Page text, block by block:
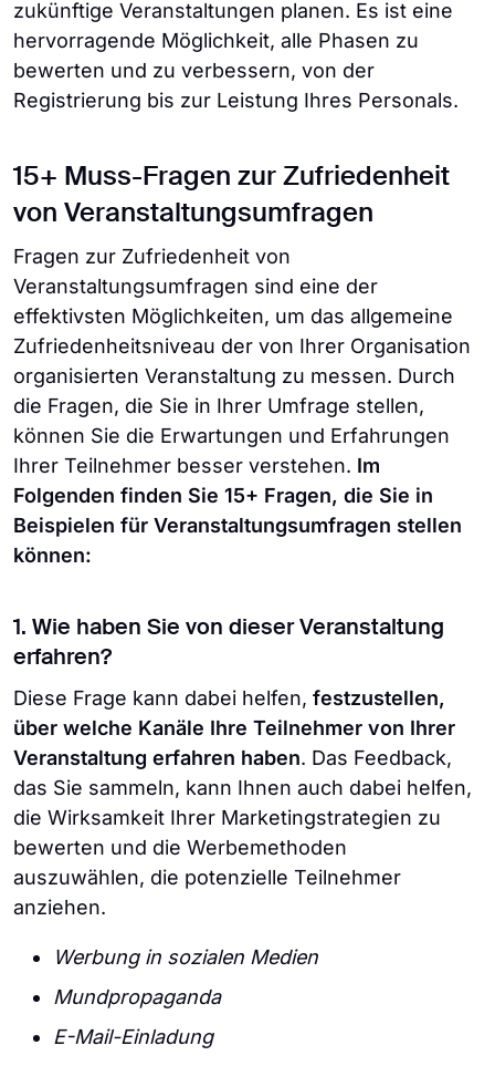
zukünftige Veranstaltungen planen. Es ist eine
hervorragende Möglichkeit, alle Phasen zu
bewerten und zu verbessern, von der
Registrierung bis zur Leistung Ihres Personals.
15+ Muss-Fragen zur Zufriedenheit
von Veranstaltungsumfragen
Fragen zur Zufriedenheit von
Veranstaltungsumfragen sind eine der
effektivsten Möglichkeiten, um das allgemeine
Zufriedenheitsniveau der von Ihrer Organisation
organisierten Veranstaltung zu messen. Durch
die Fragen, die Sie in Ihrer Umfrage stellen,
können Sie die Erwartungen und Erfahrungen
Ihrer Teilnehmer besser verstehen. Im
Folgenden finden Sie 15+ Fragen, die Sie in
Beispielen für Veranstaltungsumfragen stellen
können:
1. Wie haben Sie von dieser Veranstaltung
erfahren?
Diese Frage kann dabei helfen, festzustellen,
über welche Kanäle Ihre Teilnehmer von Ihrer
Veranstaltung erfahren haben. Das Feedback,
das Sie sammeln, kann Ihnen auch dabei helfen,
die Wirksamkeit Ihrer Marketingstrategien zu
bewerten und die Werbemethoden
auszuwählen, die potenzielle Teilnehmer
anziehen.
Werbung in sozialen Medien
Mundpropaganda
E-Mail-Einladung